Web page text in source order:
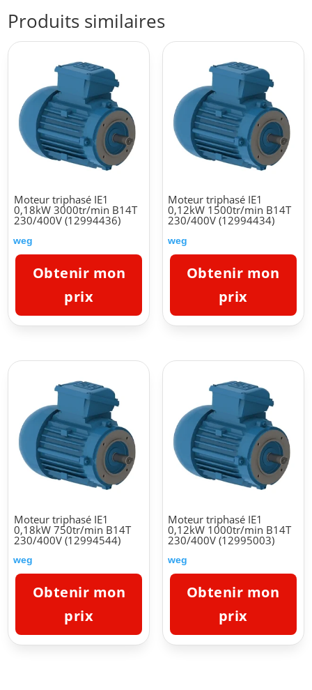
Produits similaires
Moteur triphasé IE1
0,18kW 3000tr/min B14T
230/400V (12994436)
weg
Obtenir mon
prix
Moteur triphasé IE1
0,12kW 1500tr/min B14T
230/400V (12994434)
weg
Obtenir mon
prix
Moteur triphasé IE1
0,18kW 750tr/min B14T
230/400V (12994544)
weg
Obtenir mon
prix
Moteur triphasé IE1
0,12kW 1000tr/min B14T
230/400V (12995003)
weg
Obtenir mon
prix